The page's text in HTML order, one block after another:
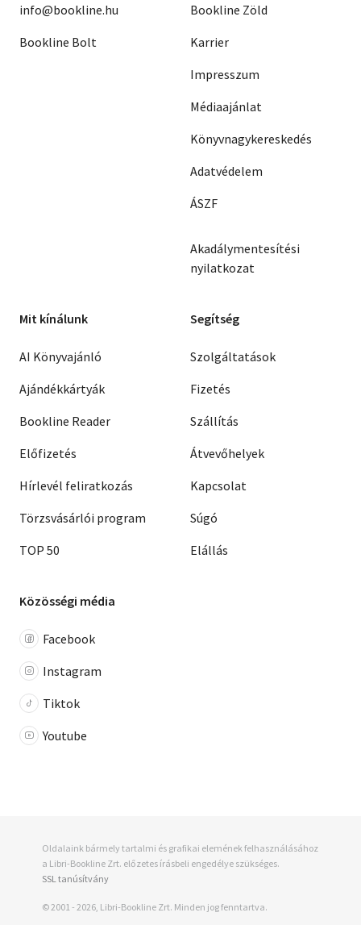
info@bookline.hu
Bookline Bolt
Bookline Zöld
Karrier
Impresszum
Médiaajánlat
Könyvnagykereskedés
Adatvédelem
ÁSZF
Akadálymentesítési
nyilatkozat
Mit kínálunk
AI Könyvajánló
Ajándékkártyák
Bookline Reader
Előfizetés
Hírlevél feliratkozás
Törzsvásárlói program
TOP 50
Segítség
Szolgáltatások
Fizetés
Szállítás
Átvevőhelyek
Kapcsolat
Súgó
Elállás
Közösségi média
Facebook
Instagram
Tiktok
Youtube
Oldalaink bármely tartalmi és grafikai elemének felhasználásához
a Libri-Bookline Zrt. előzetes írásbeli engedélye szükséges.
SSL tanúsítvány
© 2001 - 2026, Libri-Bookline Zrt. Minden jog fenntartva.